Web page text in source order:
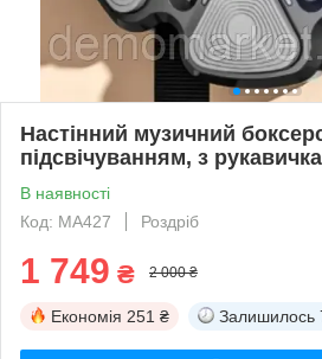
Настінний музичний
підсвічуванням, з
В наявності
Код: MA427
Роздріб
1 749 ₴ 2 000 ₴
Економія 251 ₴ Залишилось